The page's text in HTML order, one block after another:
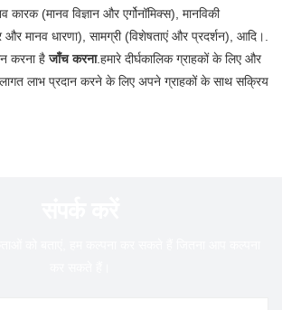
कारक (मानव विज्ञान और एर्गोनॉमिक्स), मानविकी
और मानव धारणा), सामग्री (विशेषताएं और प्रदर्शन), आदि।.
करना हैजाँच करना.हमारे दीर्घकालिक ग्राहकों के लिए और
लाभ प्रदान करने के लिए अपने ग्राहकों के साथ सक्रिय